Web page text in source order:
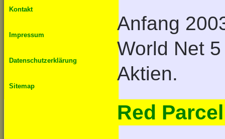
Kontakt
Impressum
Datenschutzerklärung
Sitemap
Anfang
World Net
Aktien.
Red